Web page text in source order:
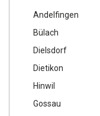
Andelfingen
Bülach
Dielsdorf
Dietikon
Hinwil
Gossau